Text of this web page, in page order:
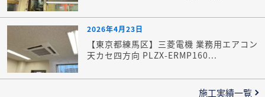
2026年4月23日
【東京都練馬区】三菱電機 業務用エアコン
天カセ四方向 PLZX-ERMP160...
施工実績一覧